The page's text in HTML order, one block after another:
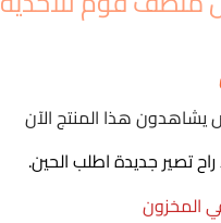
راح تصير جديدة اطلب الحين.
المخزون